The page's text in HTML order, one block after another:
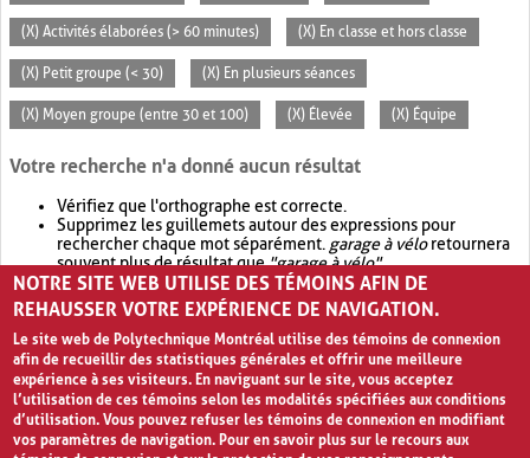
(X) Activités élaborées (> 60 minutes) (X) En classe et hors classe
(X) Petit groupe (< 30) (X) En plusieurs séances
(X) Moyen groupe (entre 30 et 100) (X) Élevée (X) Équipe
Votre recherche n'a donné aucun résultat
Vérifiez que l'orthographe est correcte.
Supprimez les guillemets autour des expressions pour
rechercher chaque mot séparément. garage à véloretournera
souvent plus de résultat que"garage à vélo".
Envisagez d'élargir votre recherche avec OR.garage OR vélo
retournera souvent plus de résultat quegarage à vélo
NOTRE SITE WEB UTILISE DES TÉMOINS AFIN DE
REHAUSSER VOTRE EXPÉRIENCE DE NAVIGATION.
Le site web de Polytechnique Montréal utilise des témoins de connexion
afin de recueillir des statistiques générales et offrir une meilleure
expérience à ses visiteurs. En naviguant sur le site, vous acceptez
l’utilisation de ces témoins selon les modalités spécifiées aux conditions
d’utilisation. Vous pouvez refuser les témoins de connexion en modifiant
vos paramètres de navigation. Pour en savoir plus sur le recours aux